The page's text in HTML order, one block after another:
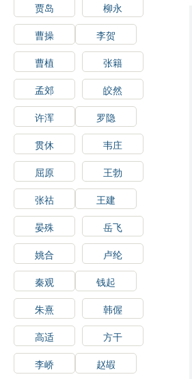
贾岛
柳永
曹操
李贺
曹植
张籍
孟郊
皎然
许浑
罗隐
贯休
韦庄
屈原
王勃
张祜
王建
晏殊
岳飞
姚合
卢纶
秦观
钱起
朱熹
韩偓
高适
方干
李峤
赵嘏